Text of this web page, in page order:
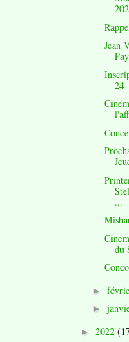
Jean
24
...
du
►
►
► 2022